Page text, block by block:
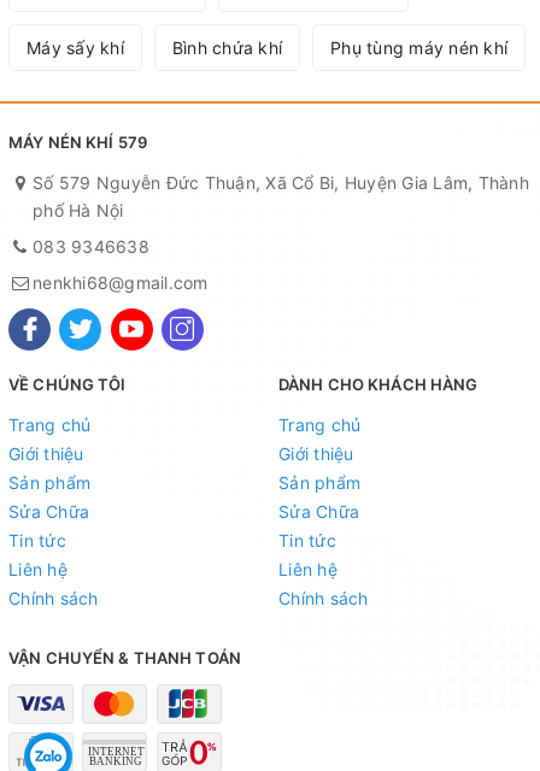
Máy sấy khí Bình chứa khí Phụ tùng máy nén khí
MÁY NÉN KHÍ 579
Số 579 Nguyễn Đức Thuận, Xã Cổ Bi, Huyện Gia Lâm, Thành
phố Hà Nội
083 9346638
nenkhi68@gmail.com
VỀ CHÚNG TÔI
Trang chủ
Giới thiệu
Sản phẩm
Sửa Chữa
Tin tức
Liên hệ
Chính sách
DÀNH CHO KHÁCH HÀNG
Trang chủ
Giới thiệu
Sản phẩm
Sửa Chữa
Tin tức
Liên hệ
Chính sách
VẬN CHUYỂN & THANH TOÁN